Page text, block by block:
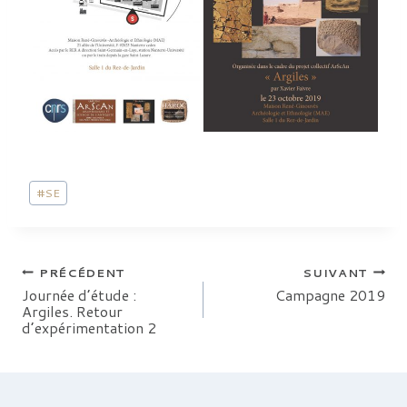
Étiquettes
de
#SE
Navigation
de
PRÉCÉDENT
Journée d’étude :
Argiles. Retour
d’expérimentation 2
SUIVANT
Campagne 2019